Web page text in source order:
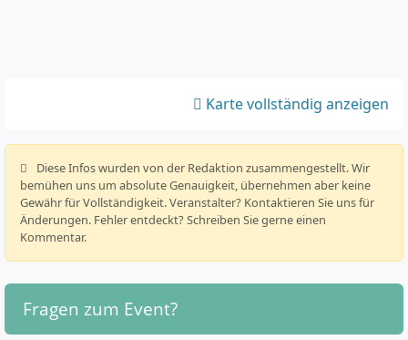
Karte vollständig anzeigen
️ Diese Infos wurden von der Redaktion zusammengestellt. Wir
bemühen uns um absolute Genauigkeit, übernehmen aber keine
Gewähr für Vollständigkeit. Veranstalter? Kontaktieren Sie uns für
Änderungen. Fehler entdeckt? Schreiben Sie gerne einen
Kommentar.
Fragen zum Event?